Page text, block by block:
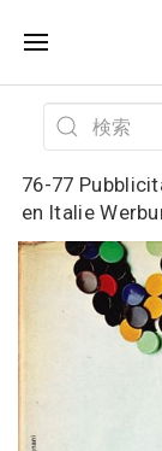
76-77
en Italie